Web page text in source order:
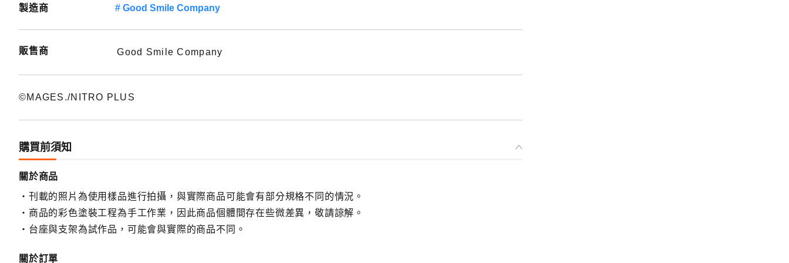
製造商 Good Smile Company
販售商 Good Smile Company
©MAGES./NITRO PLUS
購買前須知
關於商品
刊載的照片為使用樣品進行拍攝，與實際商品可能會有部分規格不同的情況。
商品的彩色塗裝工程為手工作業，因此商品個體間存在些微差異，敬請諒解。
台座與支架為試作品，可能會與實際的商品不同。
關於訂單